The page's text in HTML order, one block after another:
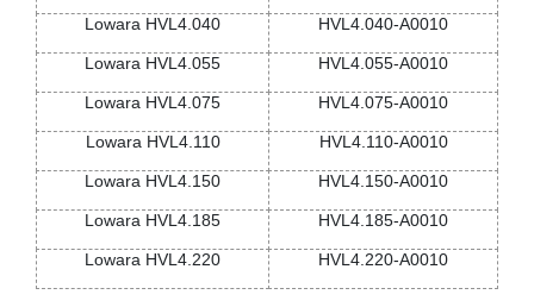
Lowara HVL4.040 HVL4.040-A0010
Lowara HVL4.055 HVL4.055-A0010
Lowara HVL4.075 HVL4.075-A0010
Lowara HVL4.110 HVL4.110-A0010
Lowara HVL4.150 HVL4.150-A0010
Lowara HVL4.185 HVL4.185-A0010
Lowara HVL4.220 HVL4.220-A0010